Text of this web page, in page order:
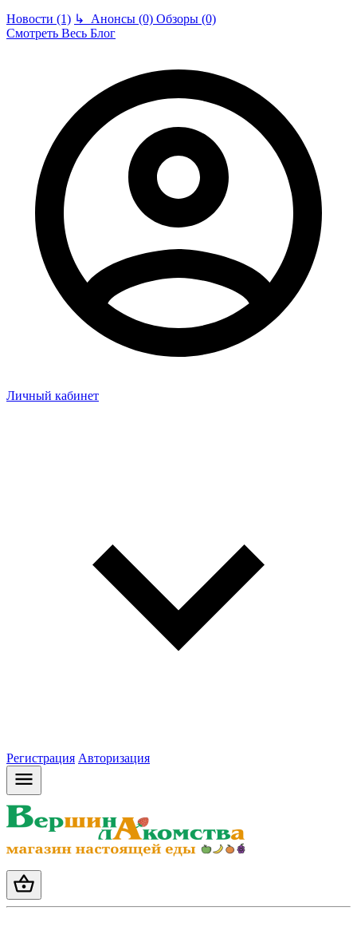
Новости (1) ↳ Анонсы (0) Обзоры (0)
Смотреть Весь Блог
Личный кабинет
Регистрация Авторизация